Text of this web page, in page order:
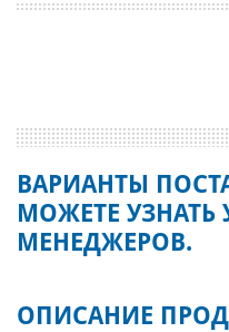
ВАРИАНТЫ
МОЖЕТЕ
МЕНЕДЖЕРОВ.
ОПИСАНИЕ